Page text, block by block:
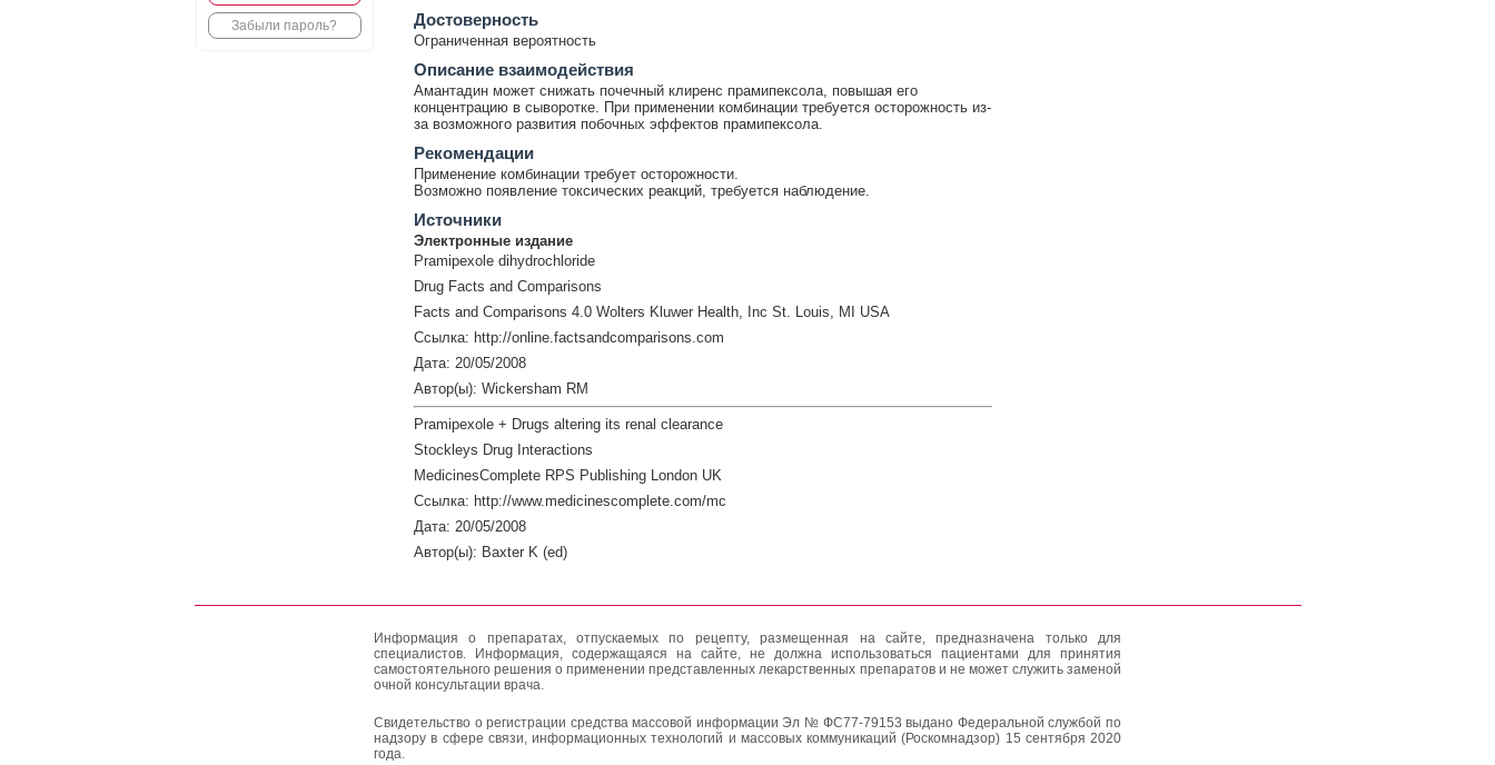
Забыли пароль? Достоверность
Ограниченная вероятность
Описание взаимодействия
Амантадин может снижать почечный клиренс прамипексола, повышая его
концентрацию в сыворотке. При применении комбинации требуется осторожность из-
за возможного развития побочных эффектов прамипексола.
Рекомендации
Применение комбинации требует осторожности.
Возможно появление токсических реакций, требуется наблюдение.
Источники
Электронные издание
Pramipexole dihydrochloride
Drug Facts and Comparisons
Facts and Comparisons 4.0 Wolters Kluwer Health, Inc St. Louis, MI USA
Ссылка: http://online.factsandcomparisons.com
Дата: 20/05/2008
Автор(ы): Wickersham RM
Pramipexole + Drugs altering its renal clearance
Stockleys Drug Interactions
MedicinesComplete RPS Publishing London UK
Ссылка: http://www.medicinescomplete.com/mc
Дата: 20/05/2008
Автор(ы): Baxter K (ed)
Информация о препаратах, отпускаемых по рецепту, размещенная на сайте, предназначена только для
специалистов. Информация, содержащаяся на сайте, не должна использоваться пациентами для принятия
самостоятельного решения о применении представленных лекарственных препаратов и не может служить заменой
очной консультации врача.
Свидетельство о регистрации средства массовой информации Эл № ФС77-79153 выдано Федеральной службой по
надзору в сфере связи, информационных технологий и массовых коммуникаций (Роскомнадзор) 15 сентября 2020
года.